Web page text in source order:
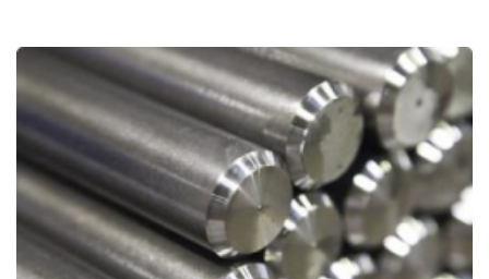
Соединение «американка»
Штуцеры
Сгоны
Удлинители для труб
Крестовины
Контргайки